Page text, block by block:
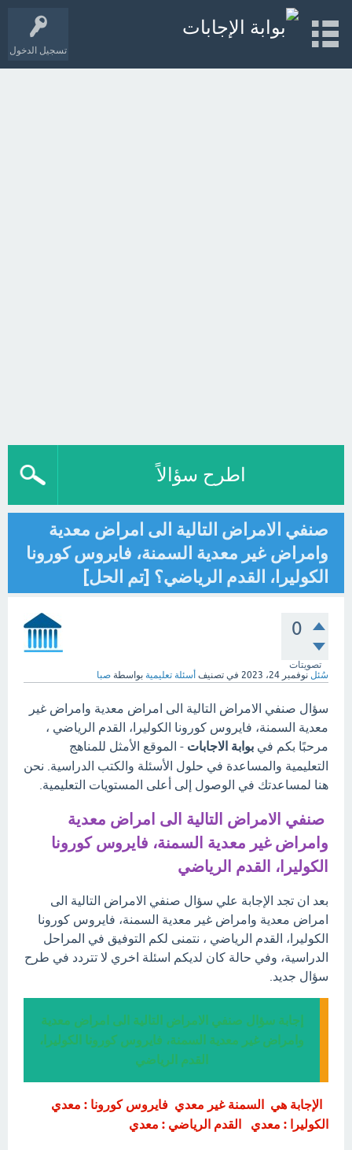
تسجيل الدخول
اطرح سؤالاً
صنفي الامراض التالية الى امراض معدية
وامراض غير معدية السمنة، فايروس كورونا
الكوليرا، القدم الرياضي؟ [تم الحل]
0
تصويتات
سُئل نوفمبر 24، 2023 في تصنيف أسئلة تعليمية بواسطة صبا
سؤال صنفي الامراض التالية الى امراض معدية وامراض غير
معدية السمنة، فايروس كورونا الكوليرا، القدم الرياضي ،
مرحبًا بكم في بوابة الاجابات - الموقع الأمثل للمناهج
التعليمية والمساعدة في حلول الأسئلة والكتب الدراسية. نحن
هنا لمساعدتك في الوصول إلى أعلى المستويات التعليمية.
صنفي الامراض التالية الى امراض معدية
وامراض غير معدية السمنة، فايروس كورونا
الكوليرا، القدم الرياضي
بعد ان تجد الإجابة علي سؤال صنفي الامراض التالية الى
امراض معدية وامراض غير معدية السمنة، فايروس كورونا
الكوليرا، القدم الرياضي ، نتمنى لكم التوفيق في المراحل
الدراسية، وفي حالة كان لديكم اسئلة اخري لا تتردد في طرح
سؤال جديد.
إجابة سؤال صنفي الامراض التالية الى امراض معدية
وامراض غير معدية السمنة، فايروس كورونا الكوليرا،
القدم الرياضي
الإجابة هي السمنة غير معدي فايروس كورونا : معدي
الكوليرا : معدي القدم الرياضي : معدي